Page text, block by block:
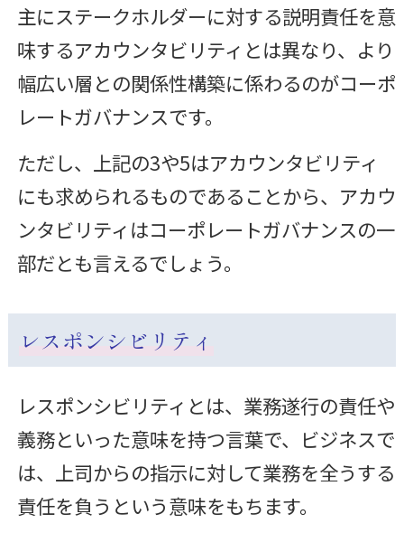
主にステークホルダーに対する説明責任を意
味するアカウンタビリティとは異なり、より
幅広い層との関係性構築に係わるのがコーポ
レートガバナンスです。
ただし、上記の3や5はアカウンタビリティ
にも求められるものであることから、アカウ
ンタビリティはコーポレートガバナンスの一
部だとも言えるでしょう。
レスポンシビリティ
レスポンシビリティとは、業務遂行の責任や
義務といった意味を持つ言葉で、ビジネスで
は、上司からの指示に対して業務を全うする
責任を負うという意味をもちます。